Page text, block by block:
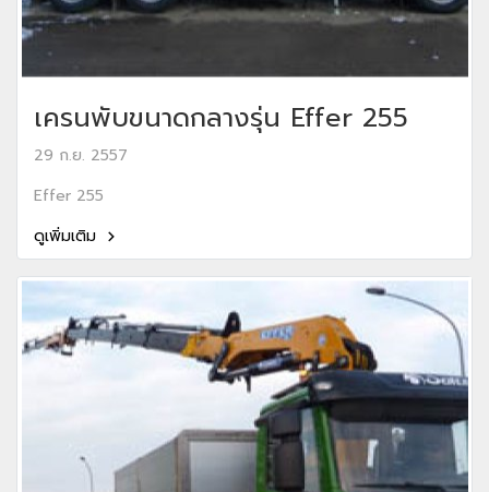
เครนพับขนาดกลางรุ่น Effer 255
29 ก.ย. 2557
Effer 255
ดูเพิ่มเติม